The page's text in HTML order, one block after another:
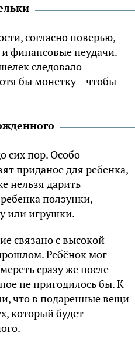
согласно поверью,
финансовые неудачи.
следовало
бы монетку – чтобы
сих пор. Особо
приданое для ребенка,
нельзя дарить
ползунки,
или игрушки.
связано с высокой
Ребёнок мог
сразу же после
не пригодилось бы. К
что в подаренные вещи
который будет